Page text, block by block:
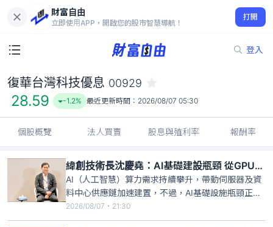
財富自由
立即使用APP，開啟您的股市智慧導航！
打開
登入
28.59
-1.2%
復華台灣科技優息 00929
28.59 -1.2% 最近更新時間： 2026/08/07 05:30
個股概覽 法人買賣 股息與殖利率 報酬率
緯創技術長沈慶堯：AI基礎建設瓶頸 從GPU轉向電力
AI（人工智慧）算力需求持續攀升，帶動伺服器及資
料中心供應鏈加速建置，不過，AI基礎設施瓶頸正從
GPU（圖形處理器）轉向電力。緯創技術長沈慶堯昨
指出，現階段AI資料中心最大的瓶頸落在電力基礎設
2026/08/07・21:30